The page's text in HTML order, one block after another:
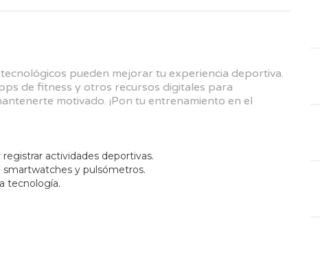
pueden mejorar tu experiencia deportiva.
de fitness y otros recursos digitales para
motivado. ¡Pon tu entrenamiento en el
actividades deportivas.
y pulsómetros.
tecnología.